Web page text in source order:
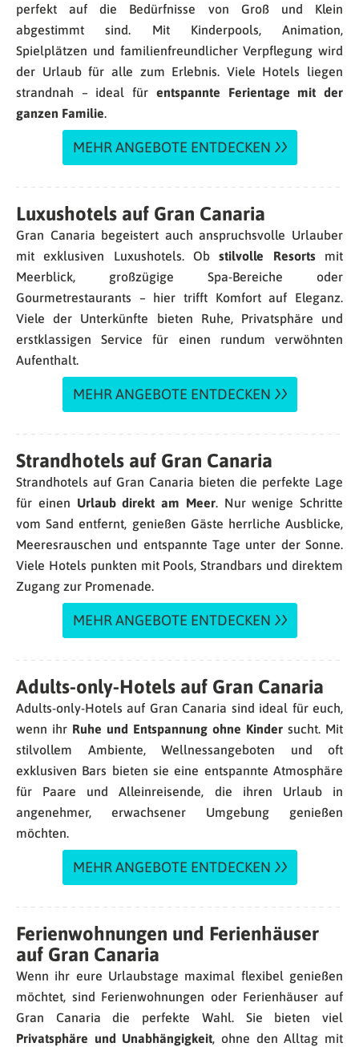
perfekt auf die Bedürfnisse von Groß und Klein
abgestimmt sind. Mit Kinderpools, Animation,
Spielplätzen und familienfreundlicher Verpflegung wird
der Urlaub für alle zum Erlebnis. Viele Hotels liegen
strandnah – ideal für entspannte Ferientage mit der
ganzen Familie.
MEHR ANGEBOTE ENTDECKEN
Luxushotels auf Gran Canaria
Gran Canaria begeistert auch anspruchsvolle Urlauber
mit exklusiven Luxushotels. Obstilvolle Resortsmit
Meerblick, großzügige Spa-Bereiche oder
Gourmetrestaurants – hier trifft Komfort auf Eleganz.
Viele der Unterkünfte bieten Ruhe, Privatsphäre und
erstklassigen Service für einen rundum verwöhnten
Aufenthalt.
MEHR ANGEBOTE ENTDECKEN
Strandhotels auf Gran Canaria
Strandhotels auf Gran Canaria bieten die perfekte Lage
für einen Urlaub direkt am Meer. Nur wenige Schritte
vom Sand entfernt, genießen Gäste herrliche Ausblicke,
Meeresrauschen und entspannte Tage unter der Sonne.
Viele Hotels punkten mit Pools, Strandbars und direktem
Zugang zur Promenade.
MEHR ANGEBOTE ENTDECKEN
Adults-only-Hotels auf Gran Canaria
Adults-only-Hotels auf Gran Canaria sind ideal für euch,
wenn ihr Ruhe und Entspannung ohne Kinder sucht. Mit
stilvollem Ambiente, Wellnessangeboten und oft
exklusiven Bars bieten sie eine entspannte Atmosphäre
für Paare und Alleinreisende, die ihren Urlaub in
angenehmer, erwachsener Umgebung genießen
möchten.
MEHR ANGEBOTE ENTDECKEN
Ferienwohnungen und Ferienhäuser
auf Gran Canaria
Wenn ihr eure Urlaubstage maximal flexibel genießen
möchtet, sind Ferienwohnungen oder Ferienhäuser auf
Gran Canaria die perfekte Wahl. Sie bieten viel
Privatsphäre und Unabhängigkeit, ohne den Alltag mit